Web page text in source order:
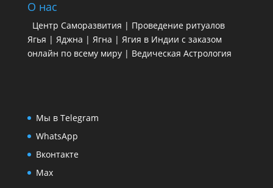
О нас
Центр Саморазвития | Проведение ритуалов
Ягья | Яджна | Ягна | Ягия в Индии с заказом
онлайн по всему миру | Ведическая Астрология
Мы в Telegram
WhatsApp
Вконтакте
Max